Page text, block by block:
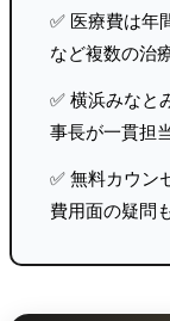
✅ 医療費は年
など複数の治
✅ 横浜みなと
事長が一貫担
✅ 無料カウン
費用面の疑問